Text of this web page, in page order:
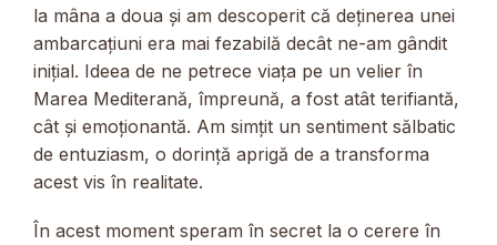
la mâna a doua și am descoperit că deținerea unei
ambarcațiuni era mai fezabilă decât ne-am gândit
inițial. Ideea de ne petrece viața pe un velier în
Marea Mediterană, împreună, a fost atât terifiantă,
cât și emoționantă. Am simțit un sentiment sălbatic
de entuziasm, o dorință aprigă de a transforma
acest vis în realitate.
În acest moment speram în secret la o cerere în